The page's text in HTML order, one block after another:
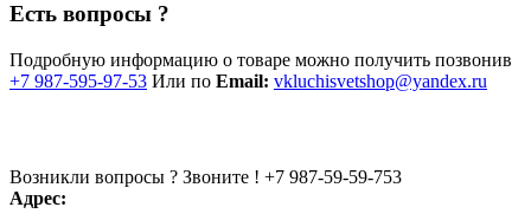
Есть вопросы ?
Подробную информацию о товаре можно получить позвонив
+7 987-595-97-53 Или по Email: vkluchisvetshop@yandex.ru
Возникли вопросы ? Звоните ! +7 987-59-59-753
Адрес: